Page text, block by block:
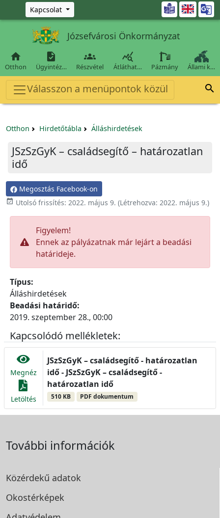
Ugrás a fő tartalomra
Kapcsolat 
Józsefvárosi Önkormányzat

Otthon

Ügyintéz…

Részvétel

Átláthat… Pázmány Állami k…
Válasszon a menüpontok közül 
Otthon Hirdetőtábla Álláshirdetések
JSzSzGyK – családsegítő – határozatlan
idő
Megosztás Facebook-on
 Utolsó frissítés: 2022. május 9. (Létrehozva: 2022. május 9.)
Figyelem!
Ennek az pályázatnak már lejárt a beadási
határideje.
Típus:
Álláshirdetések
Beadási határidő:
2019. szeptember 28., 00:00
Kapcsolódó mellékletek:
Megnéz
Letöltés
JSzSzGyK – családsegítő - határozatlan
idő - JSzSzGyK – családsegítő -
határozatlan idő
510 KB PDF dokumentum
További információk
Közérdekű adatok
Okostérképek